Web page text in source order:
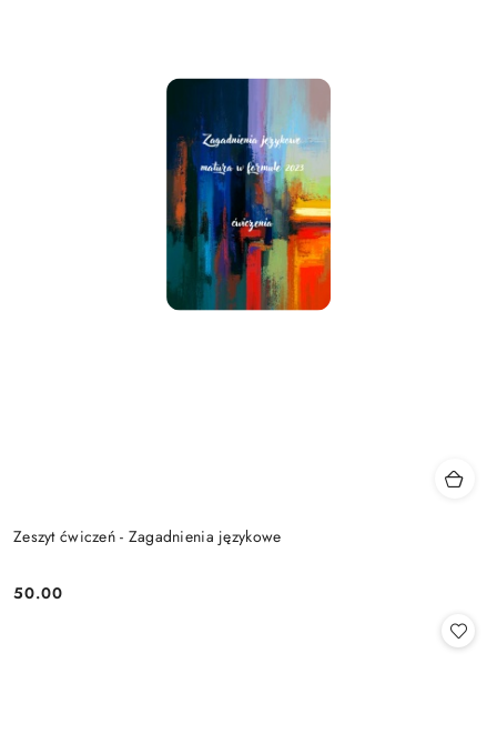
Zeszyt ćwiczeń - Zagadnienia językowe
Cena:
50.00